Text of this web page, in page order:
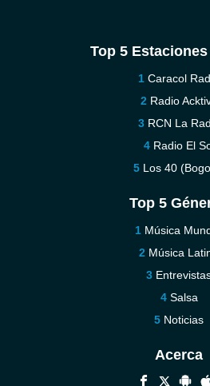
Top 5
Caracol
Radio
RCN La
Radio El
Los 40
Top 5
Música
Música
Salsa
Noticias
Acerca